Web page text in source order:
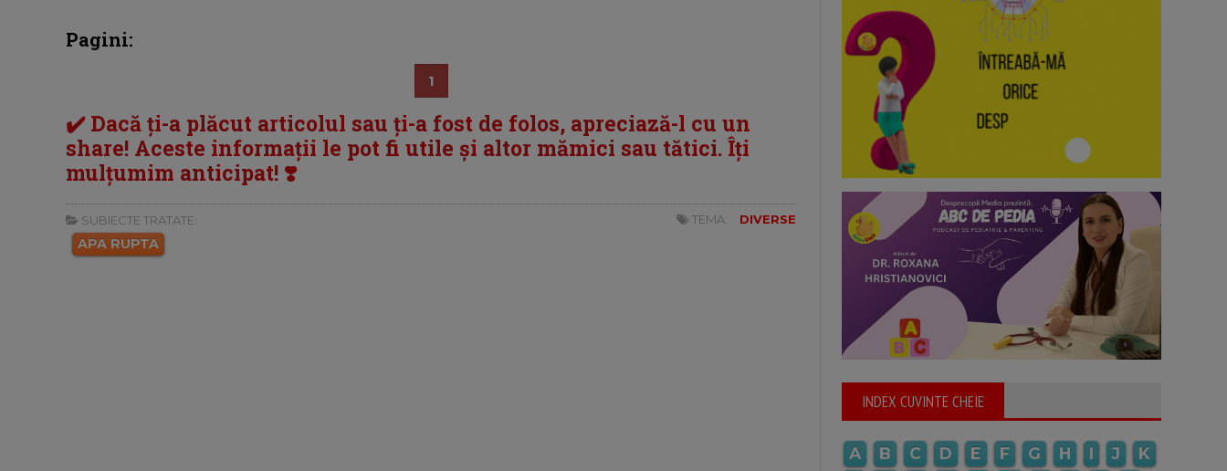
Pagini:
1
✔️ Dacă ți-a plăcut articolul sau ți-a fost de folos, apreciază-l cu un
share! Aceste informații le pot fi utile și altor mămici sau tătici. Îți
mulțumim anticipat! ❣️
SUBIECTE TRATATE:
APA RUPTA
TEMA: DIVERSE
INDEX CUVINTE CHEIE
A B C D E F G H I J
K